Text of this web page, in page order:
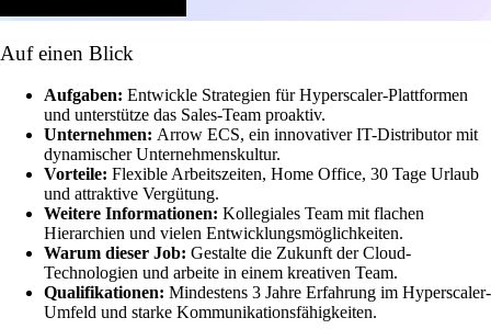
Auf einen Blick
Aufgaben: Entwickle Strategien für Hyperscaler-Plattformen
und unterstütze das Sales-Team proaktiv.
Unternehmen: Arrow ECS, ein innovativer IT-Distributor mit
dynamischer Unternehmenskultur.
Vorteile: Flexible Arbeitszeiten, Home Office, 30 Tage Urlaub
und attraktive Vergütung.
Weitere Informationen: Kollegiales Team mit flachen
Hierarchien und vielen Entwicklungsmöglichkeiten.
Warum dieser Job: Gestalte die Zukunft der Cloud-
Technologien und arbeite in einem kreativen Team.
Qualifikationen: Mindestens 3 Jahre Erfahrung im Hyperscaler-
Umfeld und starke Kommunikationsfähigkeiten.